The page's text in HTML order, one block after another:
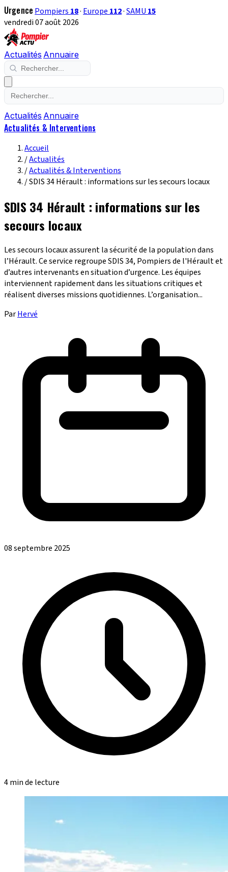
Urgence Pompiers 18· Europe 112·SAMU 15
vendredi 07 août 2026
Actualités Annuaire
Actualités Annuaire
Actualités & Interventions
Accueil
/Actualités
/Actualités & Interventions
/SDIS 34 Hérault : informations sur les secours locaux
SDIS 34 Hérault : informations sur les
secours locaux
Les secours locaux assurent la sécurité de la population dans
l’Hérault. Ce service regroupe SDIS 34, Pompiers de l'Hérault et
d’autres intervenants en situation d’urgence. Les équipes
interviennent rapidement dans les situations critiques et
réalisent diverses missions quotidiennes. L’organisation...
ParHervé
08 septembre 2025
4 min de lecture